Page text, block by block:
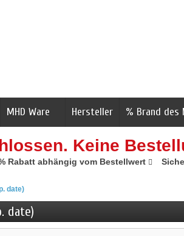
MHD Ware Hersteller % Brand des
Keine
Rabatt abhängig vom Bestellwert
date)
date)